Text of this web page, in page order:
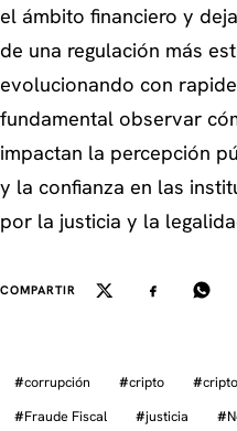
el ámbito financiero y
de una regulación más
evolucionando con
fundamental observar
impactan la percepción
y la confianza en las
por la justicia y la
COMPARTIR
#corrupción #cripto #
#Fraude Fiscal #justicia #